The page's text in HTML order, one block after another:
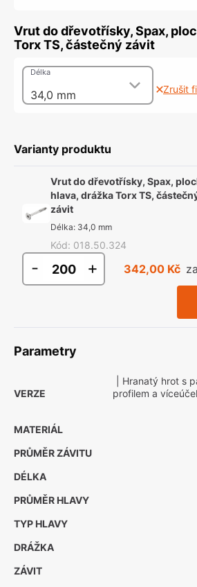
Vrut do dřevotřísky, Spax,
Torx TS, částečný závit
34,0 mm
Délka
Zrušit
Varianty produktu
Vrut do dřevotřísky, Spax,
hlava, drážka Torx TS,
závit
Délka: 34,0 mm
Kód: 018.50.324
- + 342,00 Kč
Parametry
VERZE
| Hranatý hrot s
profilem a
MATERIÁL
PRŮMĚR ZÁVITU
DÉLKA
PRŮMĚR HLAVY
TYP HLAVY
DRÁŽKA
ZÁVIT